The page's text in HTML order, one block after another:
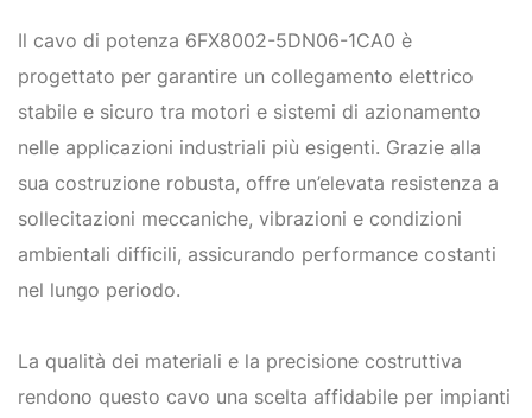
Il cavo di potenza 6FX8002-5DN06-1CA0 è
progettato per garantire un collegamento elettrico
stabile e sicuro tra motori e sistemi di azionamento
nelle applicazioni industriali più esigenti. Grazie alla
sua costruzione robusta, offre un’elevata resistenza a
sollecitazioni meccaniche, vibrazioni e condizioni
ambientali difficili, assicurando performance costanti
nel lungo periodo.
La qualità dei materiali e la precisione costruttiva
rendono questo cavo una scelta affidabile per impianti